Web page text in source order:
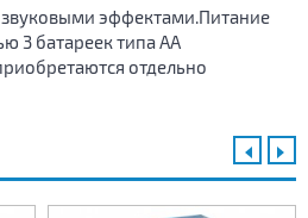
звуковыми эффектами.Питание
3 батареек типа АА
отдельно